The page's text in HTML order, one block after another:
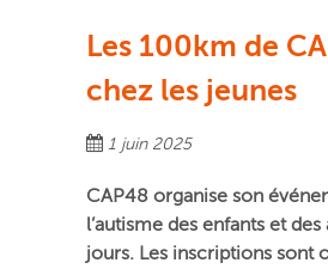
Les 100km de
chez les jeunes
1 juin 2025
CAP48 organise son
l’autisme des enfants et
jours. Les inscriptions sont